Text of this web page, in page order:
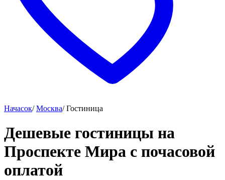
Начасок/ Москва/ Гостиница
Дешевые гостиницы на
Проспекте Мира c почасовой
оплатой